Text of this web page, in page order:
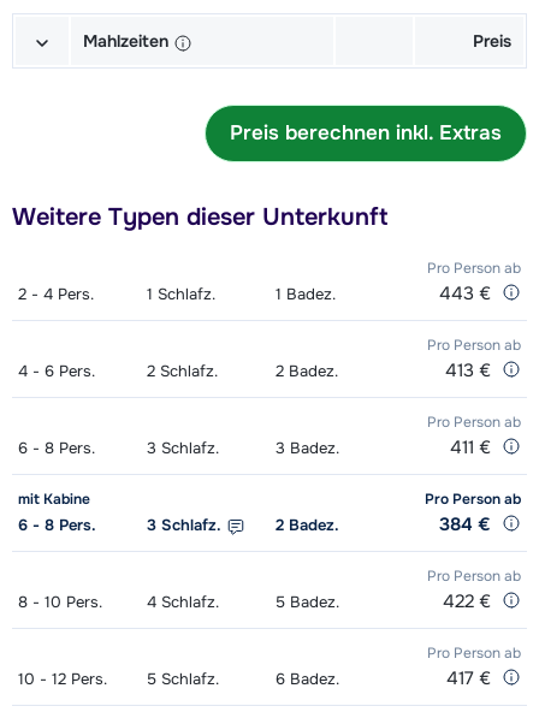
Mahlzeiten Preis
3-Gang-Menü Kinder (7x) 140,00 €
Preis berechnen inkl. Extras
Weitere Typen dieser Unterkunft
Pro Personab
2 - 4 Pers. 1 Schlafz. 1 Badez. 443 €
Pro Personab
4 - 6 Pers. 2 Schlafz. 2 Badez. 413 €
Pro Personab
6 - 8 Pers. 3 Schlafz. 3 Badez. 411 €
mit Kabine Pro Personab
6 - 8 Pers. 3 Schlafz. 2 Badez. 384 €
Pro Personab
8 - 10 Pers. 4 Schlafz. 5 Badez. 422 €
Pro Personab
10 - 12 Pers. 5 Schlafz. 6 Badez. 417 €